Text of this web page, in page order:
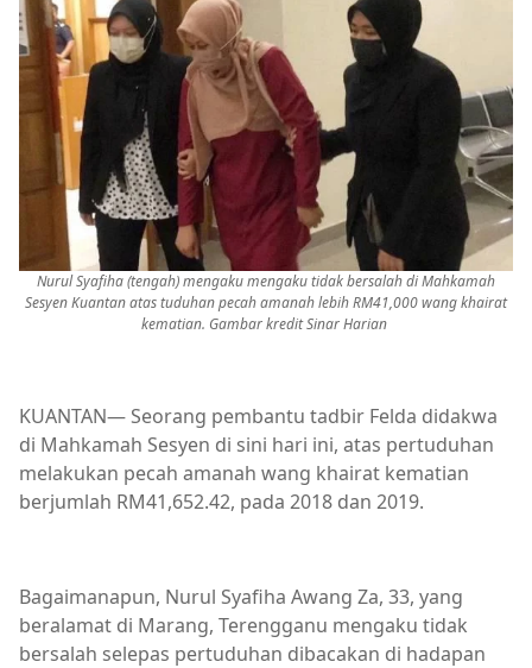
Nurul Syafiha (tengah) mengaku mengaku tidak bersalah di Mahkamah
Sesyen Kuantan atas tuduhan pecah amanah lebih RM41,000 wang khairat
kematian. Gambar kredit Sinar Harian
KUANTAN— Seorang pembantu tadbir Felda didakwa
di Mahkamah Sesyen di sini hari ini, atas pertuduhan
melakukan pecah amanah wang khairat kematian
berjumlah RM41,652.42, pada 2018 dan 2019.
Bagaimanapun, Nurul Syafiha Awang Za, 33, yang
beralamat di Marang, Terengganu mengaku tidak
bersalah selepas pertuduhan dibacakan di hadapan